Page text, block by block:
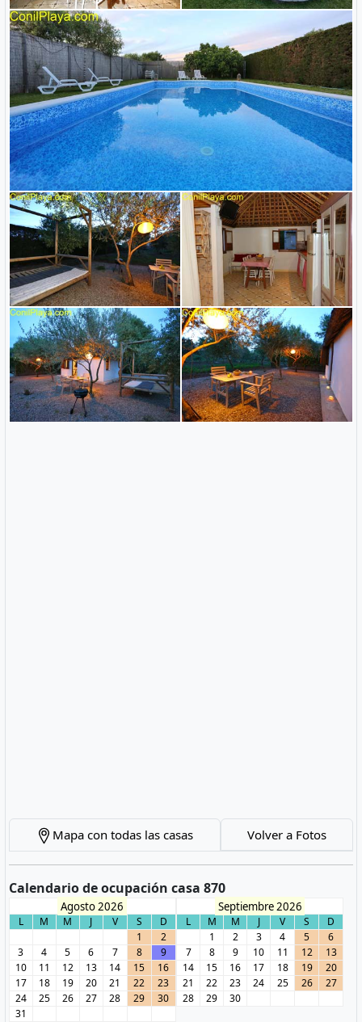
Mapa con todas las casas Volver a Fotos
Calendario de ocupación casa 870
Agosto 2026
L M M J V S
D
1
2
3
4 5 6 7 8
9
10
11 12 13 14 15
16
17
18 19 20 21 22
23
24
25 26 27 28 29
30
31
Septiembre 2026
L M M J V S
D
1
2 3 4 5
6
7
8 9 10 11 12
13
14
15 16 17 18 19
20
21
22 23 24 25 26
27
28
29 30